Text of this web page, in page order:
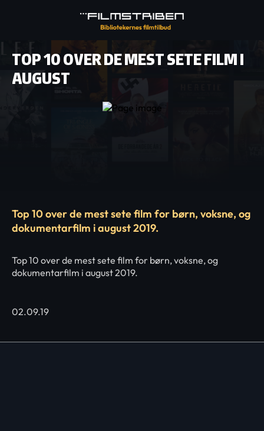
TOP 10 OVER DE MEST SETE FILM I
AUGUST
Top 10 over de mest sete film for børn, voksne, og
dokumentarfilm i august 2019.
Top 10 over de mest sete film for børn, voksne, og
dokumentarfilm i august 2019.
02.09.19